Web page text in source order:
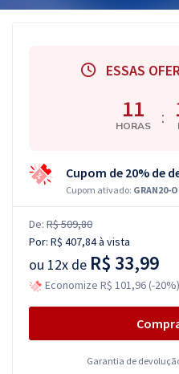
ESSAS
11
HORAS :
Cupom de 20% de
Cupom ativado: GRAN20-
De: R$ 509,80
Por: R$ 407,84à vista
ou 12x de R$ 33,99
Economize R$ 101,96 (-20%)
Garantia de